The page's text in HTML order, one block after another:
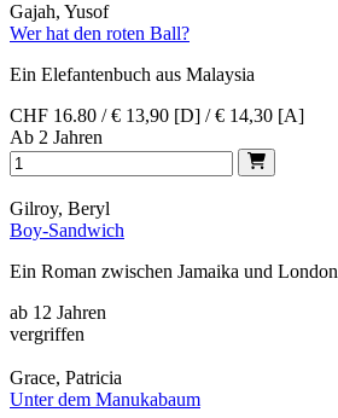
Gajah, Yusof
Wer hat den roten Ball?
Ein Elefantenbuch aus Malaysia
CHF 16.80 / € 13,90 [D] / € 14,30 [A]
Ab 2 Jahren
Gilroy, Beryl
Boy-Sandwich
Ein Roman zwischen Jamaika und London
ab 12 Jahren
vergriffen
Grace, Patricia
Unter dem Manukabaum